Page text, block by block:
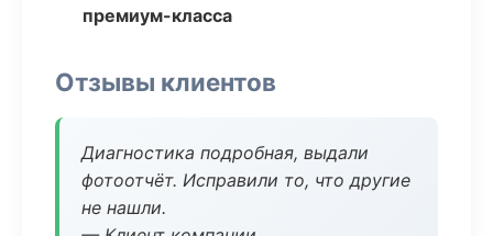
премиум-класса
Отзывы клиентов
Диагностика подробная, выдали
фотоотчёт. Исправили то, что другие
не нашли.